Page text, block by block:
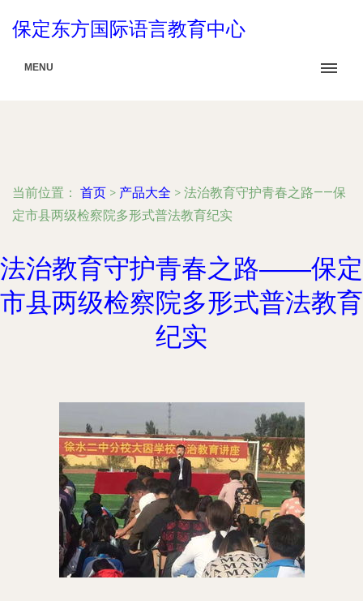
保定东方国际语言教育中心
MENU
当前位置： 首页 > 产品大全 > 法治教育守护青春之路——保
定市县两级检察院多形式普法教育纪实
法治教育守护青春之路——保定
市县两级检察院多形式普法教育
纪实